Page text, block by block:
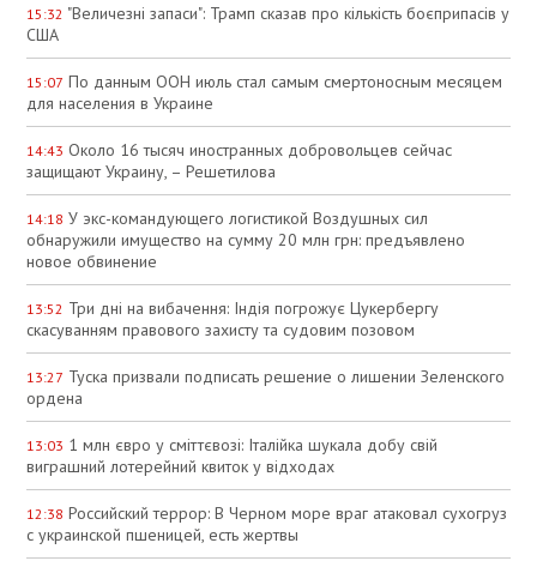
15:32 "Величезні запаси": Трамп сказав про кількість боєприпасів у
США
15:07 По данным ООН июль стал самым смертоносным месяцем
для населения в Украине
14:43 Около 16 тысяч иностранных добровольцев сейчас
защищают Украину, – Решетилова
14:18 У экс-командующего логистикой Воздушных сил
обнаружили имущество на сумму 20 млн грн: предъявлено
новое обвинение
13:52 Три дні на вибачення: Індія погрожує Цукербергу
скасуванням правового захисту та судовим позовом
13:27 Туска призвали подписать решение о лишении Зеленского
ордена
13:03 1 млн євро у сміттєвозі: Італійка шукала добу свій
виграшний лотерейний квиток у відходах
12:38 Российский террор: В Черном море враг атаковал сухогруз
с украинской пшеницей, есть жертвы